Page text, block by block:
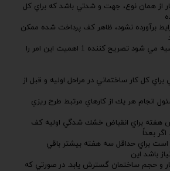
از همان نوع، جهت و شدتي باشد كه براي كل
برآورده نشود، ظاهر كف پرداخت شده ممكن
نظر بوده متفاوت باشد. توصيه مي شود تصريح كننده 1 اهميت اين امر را
كل كار ساختماني در مراحل اوليه و قبل از
انجام هر يك از كارهاي مرتبط طرح ريزي
براي انقباض خشك شدگي اوليه كف
بعداً
است براي حداقل سه هفته بيشتر باقي
باشد اين
و حجم ساختمان گسترش يابد. در صورتي كه